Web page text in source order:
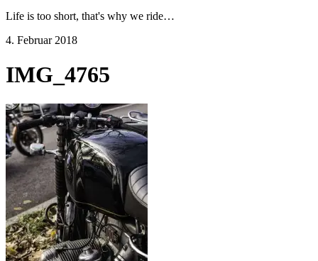
Life is too short, that's why we ride…
4. Februar 2018
IMG_4765